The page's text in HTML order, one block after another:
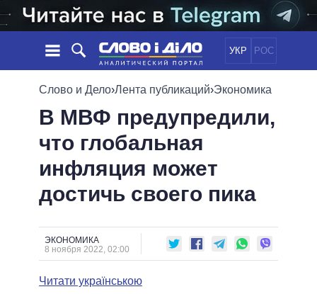
УКР РОС
НОВОСТИ
ЛЕНТА
СОБЫТИЯ
СТАТЬИ
МНЕНИЯ
ОБЗОРЫ
ДАЙДЖЕСТЫ
ПОЛИТИКА
ЭКОНОМИКА
ОБЩЕСТВО
ОБЕЩАНИЯ
ПОЛИТИКИ
ВСЕ ПОЛИТИКИ
ПРЕЗИДЕНТ И ОФИС
ВЕРХОВНАЯ РАДА
КАБИНЕТ МИНИСТРОВ
МЭРЫ
ИНФОГРАФИКА
ПОДДЕРЖАТЬ
СРАВНЕНИЕ ПОЛИТИКОВ
Слово и Дело›Лента публикаций›Экономика
В МВФ предупредили,
что глобальная
инфляция может
достичь своего пика
ЭКОНОМИКА
8 ноября 2022, 02:00
Читати українською